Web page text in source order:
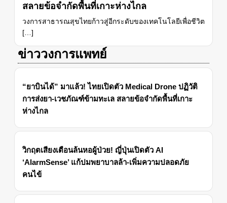
สลายข้อจำกัดพื้นที่เกาะห่างไกล
วงการสาธารณสุขไทยก้าวสู่อีกระดับของเทคโนโลยีเพื่อชีวิต
[…]
ข่าววงการแพทย์
“ยาบินได้” มาแล้ว! ไทยเปิดตัว Medical Drone ปฏิวัติ
การส่งยา-เวชภัณฑ์ข้ามทะเล สลายข้อจำกัดพื้นที่เกาะ
ห่างไกล
วิกฤตเสียงเตือนล้นหอผู้ป่วย! ญี่ปุ่นเปิดตัว AI
‘AlarmSense’ แก้ปมพยาบาลล้า-เพิ่มความปลอดภัย
คนไข้